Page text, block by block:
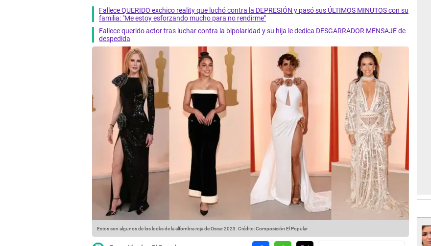
Fallece QUERIDO exchico reality que luchó contra la DEPRESIÓN y pasó sus ÚLTIMOS MINUTOS con su
familia: "Me estoy esforzando mucho para no rendirme"
Fallece querido actor tras luchar contra la bipolaridad y su hija le dedica DESGARRADOR MENSAJE de
despedida
Estos son algunos de los looks de la alfombra roja de Oscar 2023. Crédito: Composición El Popular